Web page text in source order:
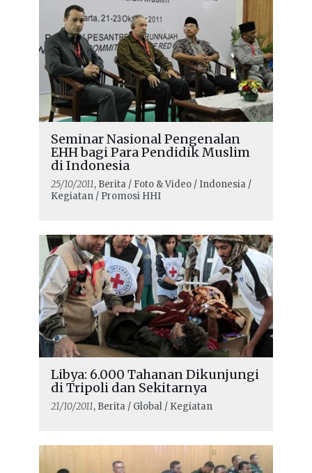
ICRC siap bantu pelaksanakan
kesepakatan yang dicapai oleh para
pihak
Peringatan 75 Tahun Konvensi
Jenewa: dunia harus berkomitmen
kembali
READ MORE
Seminar Nasional Pengenalan
EHH bagi Para Pendidik Muslim
di Indonesia
25/10/2011, Berita / Foto & Video / Indonesia /
Kegiatan / Promosi HHI
Libya: 6.000 Tahanan Dikunjungi
di Tripoli dan Sekitarnya
21/10/2011, Berita / Global / Kegiatan